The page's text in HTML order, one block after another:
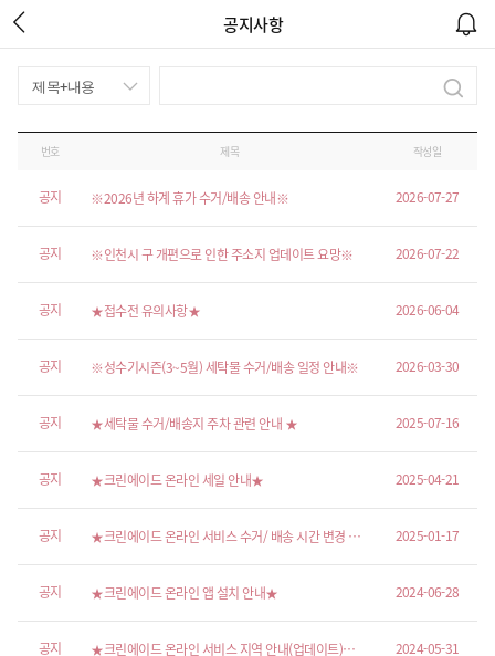
공지사항
번호 제목 작성일
공지 ※2026년 하계 휴가 수거/배송 안내※ 2026-07-27
공지 ※인천시 구 개편으로 인한 주소지 업데이트 요망※ 2026-07-22
공지 ★접수전 유의사항★ 2026-06-04
공지 ※성수기시즌(3~5월) 세탁물 수거/배송 일정 안내※ 2026-03-30
공지 ★세탁물 수거/배송지 주차 관련 안내 ★ 2025-07-16
공지 ★크린에이드 온라인 세일 안내★ 2025-04-21
공지
★크린에이드 온라인 서비스 수거/ 배송 시간 변경 안
2025-01-17
공지 ★크린에이드 온라인 앱 설치 안내★ 2024-06-28
공지
★크린에이드 온라인 서비스 지역 안내(업데이트)★
2024-05-31